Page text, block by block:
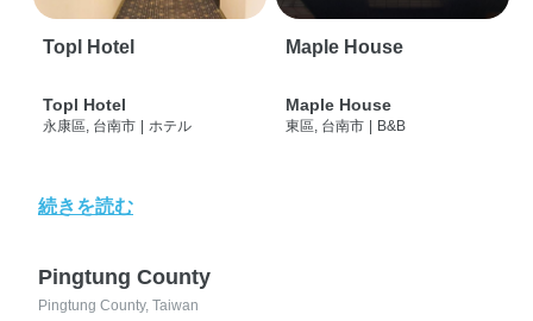
Topl Hotel
Topl Hotel
永康區, 台南市 | ホテル
Maple House
Maple House
東區, 台南市 | B&B
続きを読む
Pingtung County
Pingtung County, Taiwan